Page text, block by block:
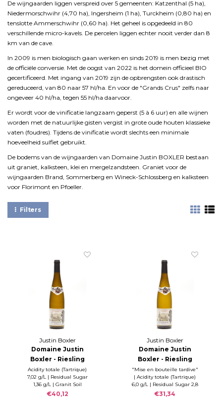
De wijngaarden liggen verspreid over 5 gemeenten: Katzenthal (5 ha),
Niedermorschwihr (4,70 ha), Ingersheim (1 ha), Turckheim (0,80 ha) en
tenslotte Ammerschwihr (0,60 ha). Het geheel is opgedeeld in 80
verschillende micro-kavels. De percelen liggen echter nooit verder dan 8
km van de cave.
In 2009 is men biologisch gaan werken en sinds 2019 is men bezig met
de officiële conversie. Met de oogst van 2022 is het domein officieel BIO
gecertificeerd. Met ingang van 2019 zijn de opbrengsten ook drastisch
gereduceerd, van 80 naar 57 hl/ha. En voor de "Grands Crus" zelfs naar
ongeveer 40 hl/ha, tegen 55 hl/ha daarvoor.
Er wordt voor de vinificatie langzaam geperst (5 à 6 uur) en alle wijnen
worden met de natuurlijke gisten vergist in grote oude houten klassieke
vaten (foudres). Tijdens de vinificatie wordt slechts een minimale
hoeveelheid sulfiet gebruikt.
De bodems van de wijngaarden van Domaine Justin BOXLER bestaan
uit graniet, kalksteen, klei en mergelzandsteen. Graniet voor de
wijngaarden Brand, Sommerberg en Wineck-Schlossberg en kalksteen
voor Florimont en Pfoeller.
Filters
Justin Boxler
Domaine Justin
Boxler - Riesling
Grand Cru
Sommerberg 2020
Acidity totale (Tartrique)
7,02 g/L | Residual Sugar
1,36 g/L | Granit Soil
€40,12
Justin Boxler
Domaine Justin
Boxler - Riesling
Lieu-dit Pfoeller
2023
"Mise en bouteille tardive"
| Acidity totale (Tartrique)
6,0 g/L | Residual Sugar 2,8
g/L | Limestone Soil
€31,34